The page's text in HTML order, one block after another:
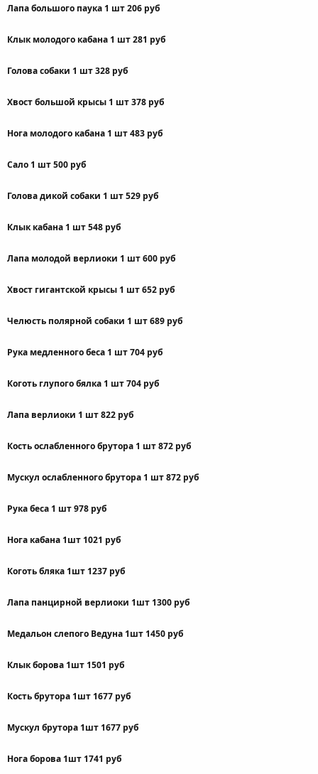
Лапа большого паука 1 шт 206 руб
Клык молодого кабана 1 шт 281 руб
Голова собаки 1 шт 328 руб
Хвост большой крысы 1 шт 378 руб
Нога молодого кабана 1 шт 483 руб
Сало 1 шт 500 руб
Голова дикой собаки 1 шт 529 руб
Клык кабана 1 шт 548 руб
Лапа молодой верлиоки 1 шт 600 руб
Хвост гигантской крысы 1 шт 652 руб
Челюсть полярной собаки 1 шт 689 руб
Рука медленного беса 1 шт 704 руб
Коготь глупого бялка 1 шт 704 руб
Лапа верлиоки 1 шт 822 руб
Кость ослабленного брутора 1 шт 872 руб
Мускул ослабленного брутора 1 шт 872 руб
Рука беса 1 шт 978 руб
Нога кабана 1шт 1021 руб
Коготь бляка 1шт 1237 руб
Лапа панцирной верлиоки 1шт 1300 руб
Медальон слепого Ведуна 1шт 1450 руб
Клык борова 1шт 1501 руб
Кость брутора 1шт 1677 руб
Мускул брутора 1шт 1677 руб
Нога борова 1шт 1741 руб